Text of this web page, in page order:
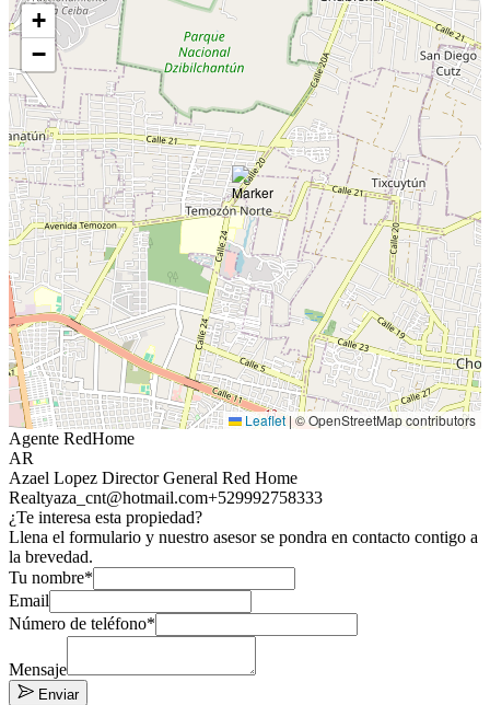
+
−
Leaflet| © OpenStreetMap contributors
Agente RedHome
AR
Azael Lopez Director General Red Home
Realtyaza_cnt@hotmail.com+529992758333
¿Te interesa esta propiedad?
Llena el formulario y nuestro asesor se pondra en contacto contigo a
la brevedad.
Tu nombre*
Email
Número de teléfono*
Mensaje
Enviar